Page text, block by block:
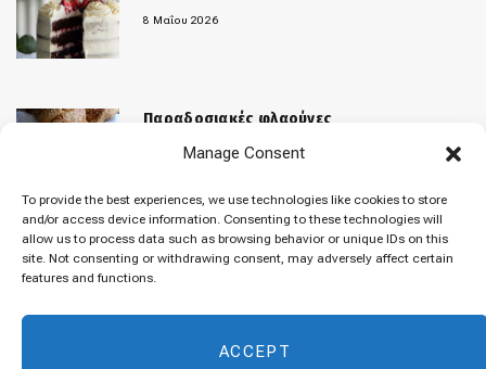
Manage Consent
To provide the best experiences, we use technologies like cookies to store
and/or access device information. Consenting to these technologies will
allow us to process data such as browsing behavior or unique IDs on this
site. Not consenting or withdrawing consent, may adversely affect certain
features and functions.
ACCEPT
8 Μαΐου 2026
Παραδοσιακές φλαούνες
31 Μαρτίου 2026
«Μελομακάρονα»
9 Δεκεμβρίου 2025